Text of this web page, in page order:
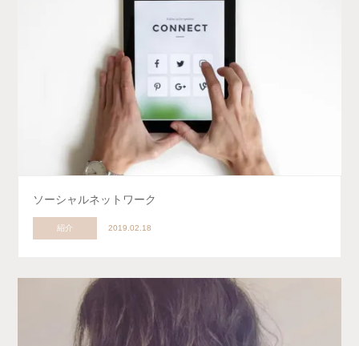
ソーシャルネットワーク
紹介 2019.02.18